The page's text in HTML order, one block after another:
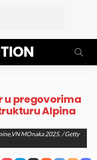
u pregovorima
Alpina
MOnaka 2025. / Getty